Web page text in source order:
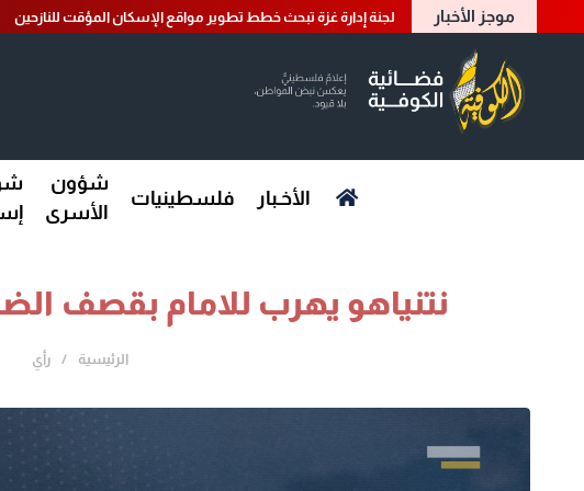
موجز الأخبار لجنة إدارة غزة تبحث خطط تطوير مواقع الإسكان المؤقت للنازحين
الأخـبار فلسطينيات
شؤون
الأسرى
نتنياهو يهرب للامام بقصف
الرئيسية رأي